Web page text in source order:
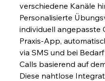
verschiedene Kanäle
Personalisierte
individuell angepasste
Praxis-App,
via SMS und bei
Calls basierend auf
Diese nahtlose